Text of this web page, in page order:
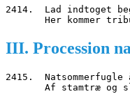
2414.  Lad indtoget
Her kommer
III. Procession
2415.
Af stamtræ